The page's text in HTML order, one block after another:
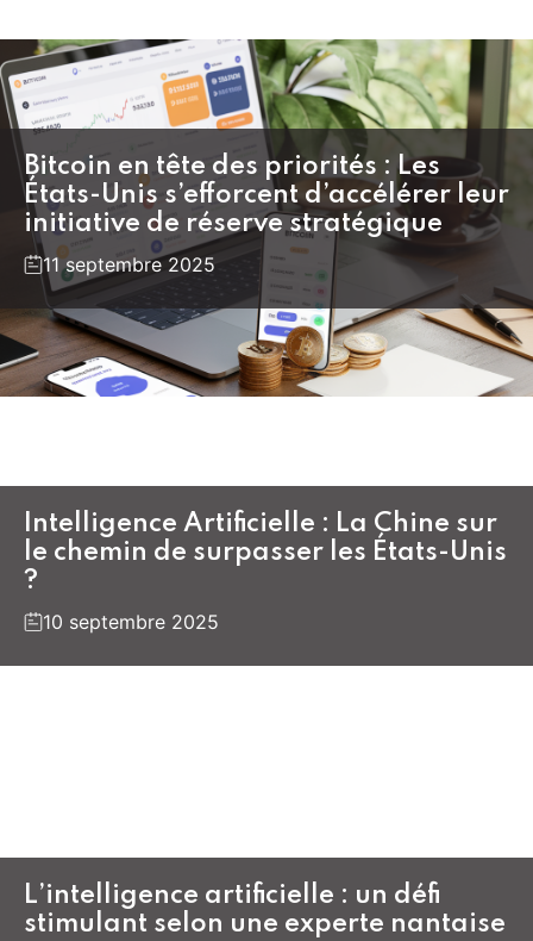
Bitcoin en tête des priorités : Les
États-Unis s’efforcent d’accélérer leur
initiative de réserve stratégique
11 septembre 2025
Intelligence Artificielle : La Chine sur
le chemin de surpasser les États-Unis
?
10 septembre 2025
L’intelligence artificielle : un défi
stimulant selon une experte nantaise